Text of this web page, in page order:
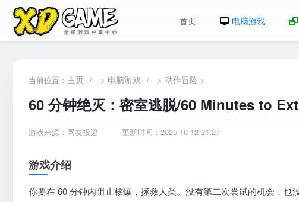
首页 电脑游戏
当前位置： 主页 / > 电脑游戏 / > 动作冒险 >
60 分钟绝灭：密室逃脱/60 Minutes to
游戏来源：网友投递 更新时间：2025-10-12 21:27
游戏介绍
你要在 60 分钟内阻止核爆，拯救人类。没有第二次尝试的机会，